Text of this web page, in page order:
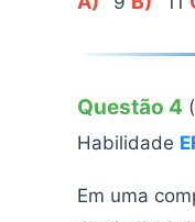
Questão 4
Habilidade
Em uma